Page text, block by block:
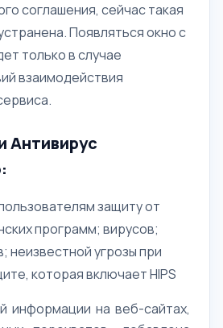
соглашения, сейчас такая
Появляться окно с
только в случае
взаимодействия
Антивирус
защиту от
программ; вирусов;
неизвестной угрозы при
которая включает HIPS
информации на веб-сайтах,